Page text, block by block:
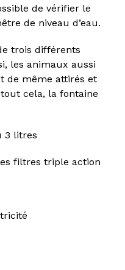
de vérifier le
de niveau d’eau.
trois différents
les animaux aussi
de même attirés et
cela, la fontaine
3 litres
filtres triple action